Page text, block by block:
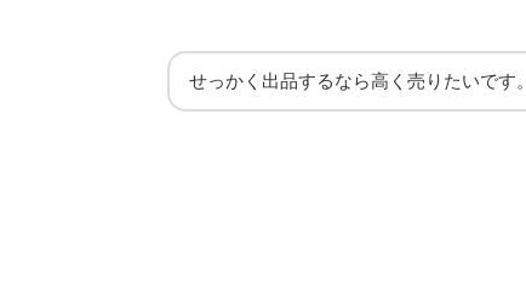
せっかく出品するなら高く売りたいです。